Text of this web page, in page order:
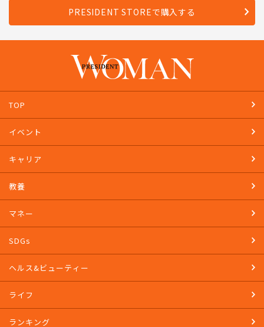
PRESIDENT STOREで購入する
TOP
イベント
キャリア
教養
マネー
SDGs
ヘルス&ビューティー
ライフ
ランキング